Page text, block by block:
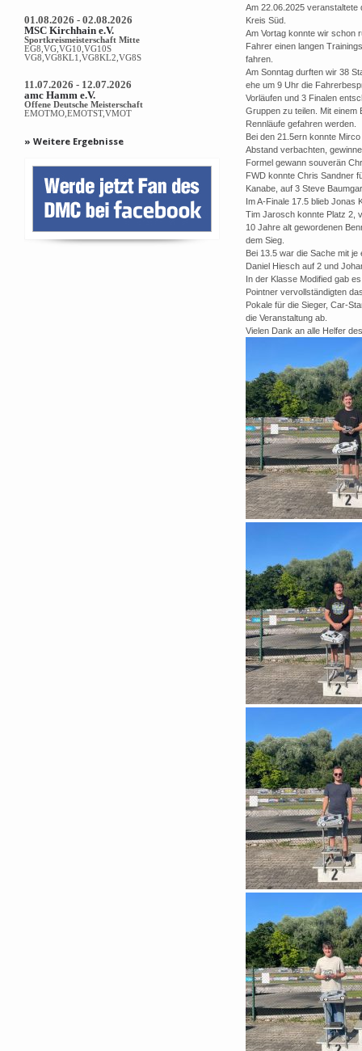
Am 22.06.2025 veranstaltete
Kreis Süd.
Am Vortag konnte wir schon
Fahrer einen langen
fahren.
Am Sonntag durften wir 38
ehe um 9 Uhr die
Vorläufen und 3 Finalen
Gruppen zu teilen. Mit einem
Rennläufe gefahren werden.
Bei den 21.5ern konnte
Abstand verbachten,
Formel gewann souverän
FWD konnte Chris Sandner
Kanabe, auf 3 Steve
Im A-Finale 17.5 blieb Jonas
Tim Jarosch konnte Platz 2,
10 Jahre alt gewordenen
dem Sieg.
Bei 13.5 war die Sache mit
Daniel Hiesch auf 2 und
In der Klasse Modified gab
Pointner vervollständigten
Pokale für die Sieger, Car-
die Veranstaltung ab.
Vielen Dank an alle Helfer
01.08.2026 - 02.08.2026
MSC Kirchhain e.V.
Sportkreismeisterschaft Mitte
EG8,VG,VG10,VG10S
VG8,VG8KL1,VG8KL2,VG8S
11.07.2026 - 12.07.2026
amc Hamm e.V.
Offene Deutsche Meisterschaft
EMOTMO,EMOTST,VMOT
» Weitere Ergebnisse